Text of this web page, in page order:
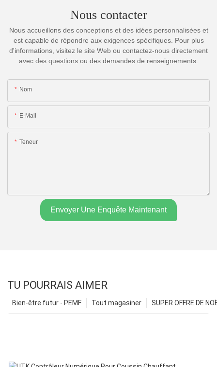
Nous contacter
Nous accueillons des conceptions et des idées personnalisées et
est capable de répondre aux exigences spécifiques. Pour plus
d'informations, visitez le site Web ou contactez-nous directement
avec des questions ou des demandes de renseignements.
Nom
E-Mail
Teneur
Envoyer Une Enquête Maintenant
TU POURRAIS AIMER
SUPER OFFRE DE
Tout magasiner
Bien-être futur - PEMF